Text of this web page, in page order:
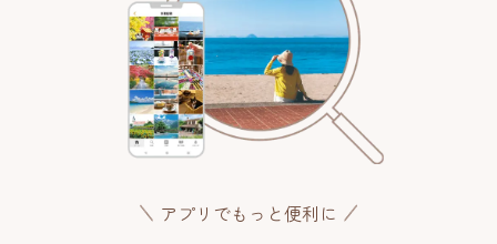
アプリでもっと便利に